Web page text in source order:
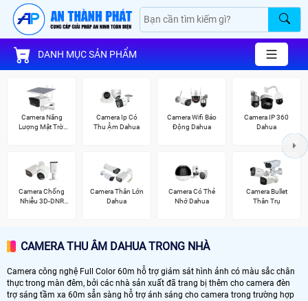
DANH MỤC SẢN PHẨM
Camera Năng
Lượng Mặt Trời
Camera Ip Có
Thu Ậm Dahua
Camera Wifi Báo
Động Dahua
Camera IP 360
Dahua
Camera Chống
Nhiễu 3D-DNR
Camera Thân Lớn
Dahua
Camera Có Thẻ
Nhớ Dahua
Camera Bullet
Thân Trụ
CAMERA THU ÂM DAHUA TRONG NHÀ
Camera công nghệ Full Color 60m hỗ trợ giám sát hình ảnh có màu sắc chân
thực trong màn đêm, bởi các nhà sản xuất đã trang bị thêm cho camera đèn
trợ sáng tầm xa 60m sẵn sàng hỗ trợ ánh sáng cho camera trong trường hợp